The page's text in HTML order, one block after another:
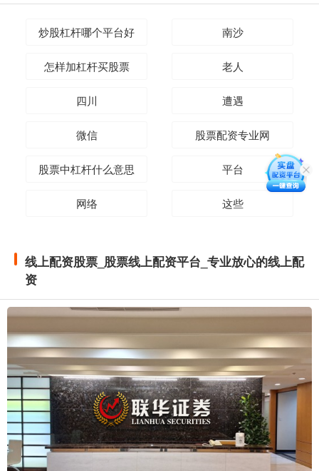
炒股杠杆哪个平台好 南沙
怎样加杠杆买股票 老人
四川 遭遇
微信 股票配资专业网
股票中杠杆什么意思 平台
网络 这些
线上配资股票_股票线上配资平台_专业放心的线上配
资